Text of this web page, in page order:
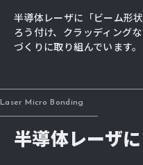
半導体レーザに「ビーム形
ろう付け、クラッディング
づくりに取り組んでいます。
半導体レーザ
Laser Micro Bonding